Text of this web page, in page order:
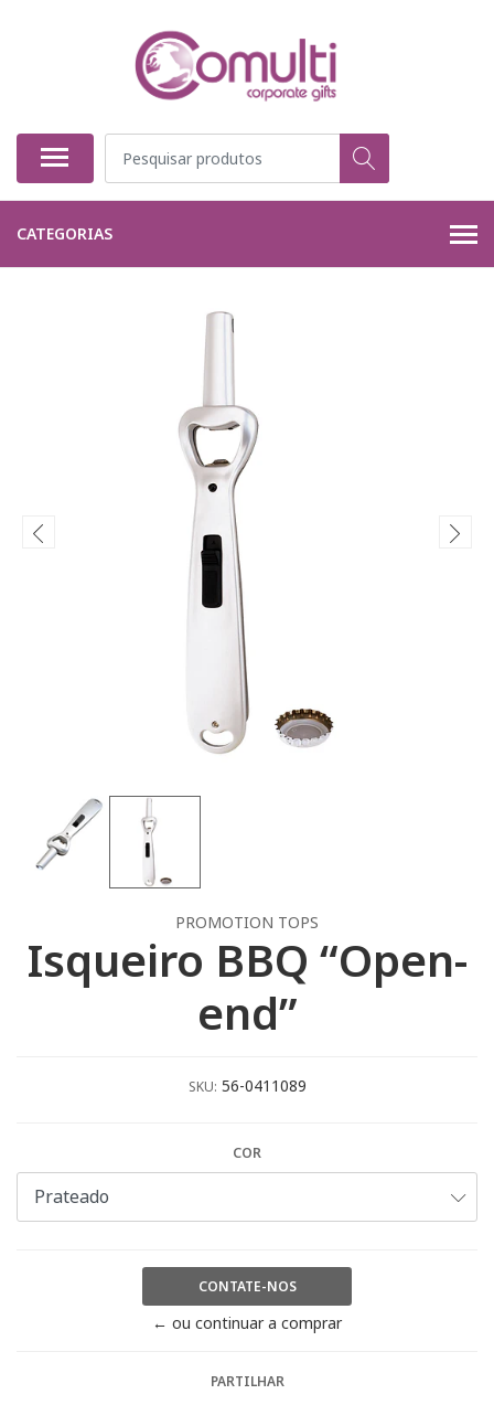
CATEGORIAS
PROMOTION TOPS
Isqueiro BBQ “Open-
end”
SKU: 56-0411089
COR
CONTATE-NOS
← ou continuar a comprar
PARTILHAR